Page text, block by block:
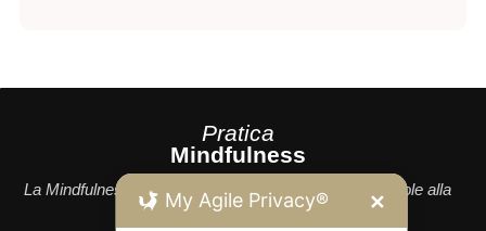
Pratica
Mindfulness
La Mindfulness come approccio filosofico e consapevole alla
vita
My Agile Privacy® ✕